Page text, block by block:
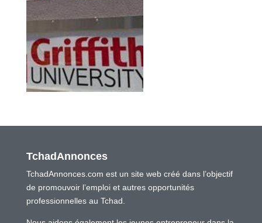
TchadAnnonces
TchadAnnonces.com est un site web créé dans l’objectif
de promouvoir l’emploi et autres opportunités
professionnelles au Tchad.